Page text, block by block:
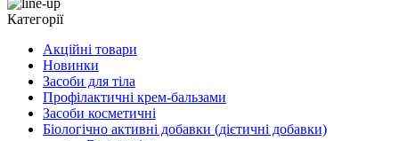
Категорії
Акційні товари
Новинки
Засоби для тіла
Профілактичні крем-бальзами
Засоби косметичні
Біологічно активні добавки (дієтичні добавки)